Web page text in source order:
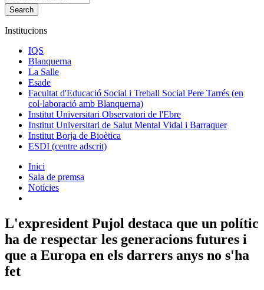
Institucions
IQS
Blanquerna
La Salle
Esade
Facultat d'Educació Social i Treball Social Pere Tarrés (en
col·laboració amb Blanquerna)
Institut Universitari Observatori de l'Ebre
Institut Universitari de Salut Mental Vidal i Barraquer
Institut Borja de Bioètica
ESDI (centre adscrit)
Inici
Sala de premsa
Notícies
L'expresident Pujol destaca que un polític
ha de respectar les generacions futures i
que a Europa en els darrers anys no s'ha
fet